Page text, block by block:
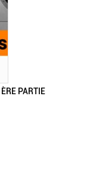
PARTIE